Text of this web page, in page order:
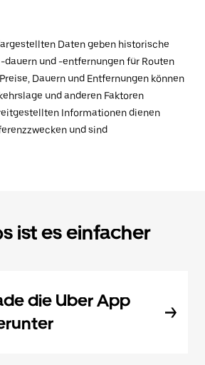
Daten geben historische
und -entfernungen für Routen
Dauern und Entfernungen können
und anderen Faktoren
Informationen dienen
und sind
ist es einfacher
die Uber App